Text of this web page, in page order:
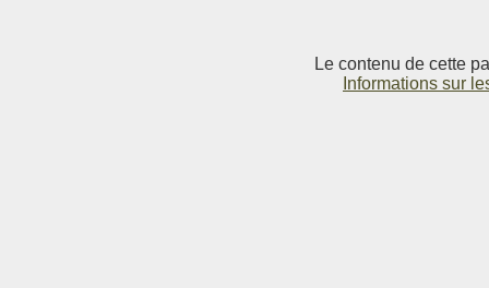
Le contenu de cette
Informations sur